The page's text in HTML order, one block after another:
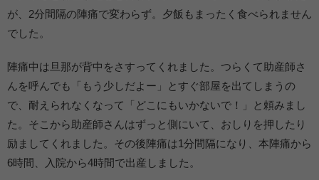
が、2分間隔の陣痛で変わらず。夕飯もまったく食べられません
でした。
陣痛中は旦那が背中をさすってくれました。つらくて助産師さ
んを呼んでも「もう少しだよー」とすぐ部屋を出てしまうの
で、耐えられなくなって「どこにもいかないで！」と頼みまし
た。そこから助産師さんはずっと側にいて、おしりを押したり
励ましてくれました。その後陣痛は1分間隔になり、本陣痛から
6時間、入院から4時間で出産しました。